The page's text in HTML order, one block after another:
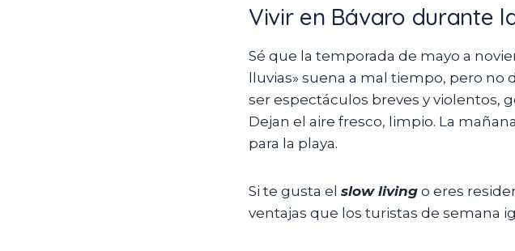
Vivir en Bávaro durante
Sé que la temporada de mayo a
lluvias» suena a mal tiempo, pero no
ser espectáculos breves y violentos,
Dejan el aire fresco, limpio. La
para la playa.
Si te gusta el slow living o eres
ventajas que los turistas de semana